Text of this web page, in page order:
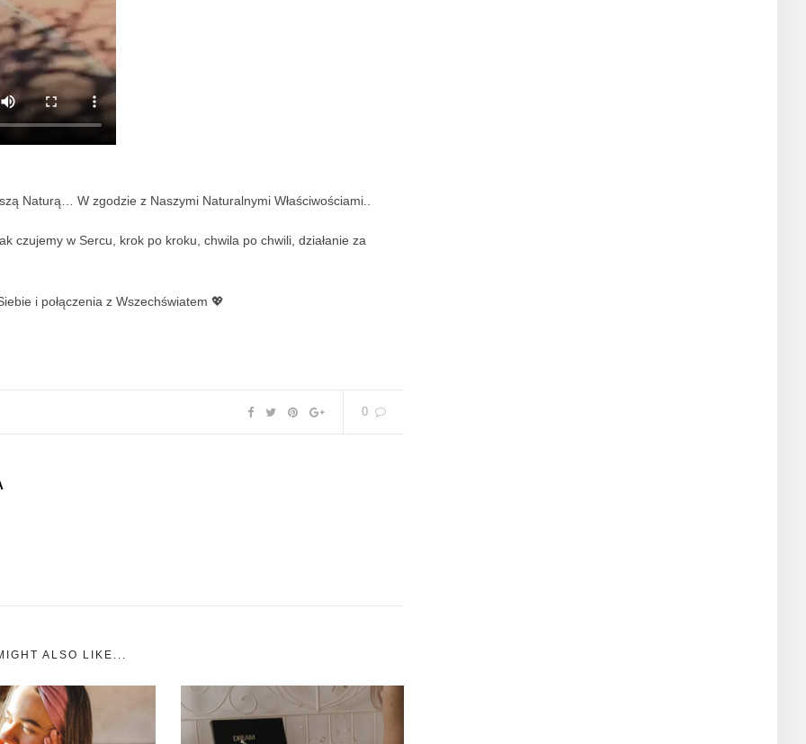
Naturą… W zgodzie z Naszymi Naturalnymi Właściwościami..
czujemy w Sercu, krok po kroku, chwila po chwili, działanie za
i połączenia z Wszechświatem 💖
0
ALSO LIKE...